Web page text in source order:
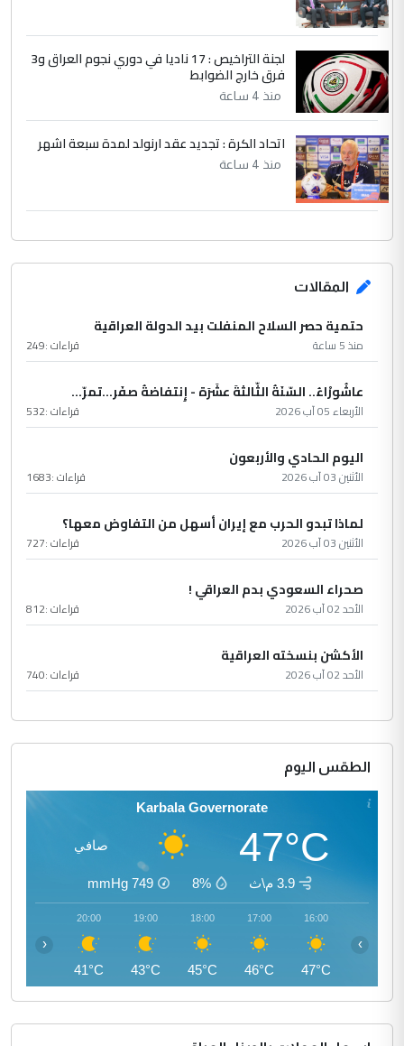
لجنة التراخيص : 17 ناديا في دوري نجوم العراق و3
فرق خارج الضوابط
منذ 4 ساعة
اتحاد الكرة : تجديد عقد ارنولد لمدة سبعة اشهر
منذ 4 ساعة
المقالات
حتمية حصر السلاح المنفلت بيد الدولة العراقية
منذ 5 ساعة قراءات :249
عاشُورْاءُ.. السّنَةُ الثّالثةَ عشَرَة - إِنتفاضةُ صفَر…تمرّ...
الأربعاء 05 آب 2026 قراءات :532
اليوم الحادي والأربعون
الأثنين 03 آب 2026 قراءات :1683
لماذا تبدو الحرب مع إيران أسهل من التفاوض معها؟
الأثنين 03 آب 2026 قراءات :727
صحراء السعودي بدم العراقي !
الأحد 02 آب 2026 قراءات :812
الأكشن بنسخته العراقية
الأحد 02 آب 2026 قراءات :740
الطقس اليوم
Karbala Governorate
47°C صافي
3.9 م\ث 8%
749
mmHg
16:00
47°C
17:00
46°C
18:00
45°C
19:00
43°C
20:00
41°C
‹ ›